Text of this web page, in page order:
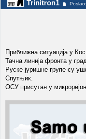
Trinitron1
Приближна ситуација у
Тачна линија фронта у
Руске јуришне групе су
Спутњик.
ОСУ присутан у